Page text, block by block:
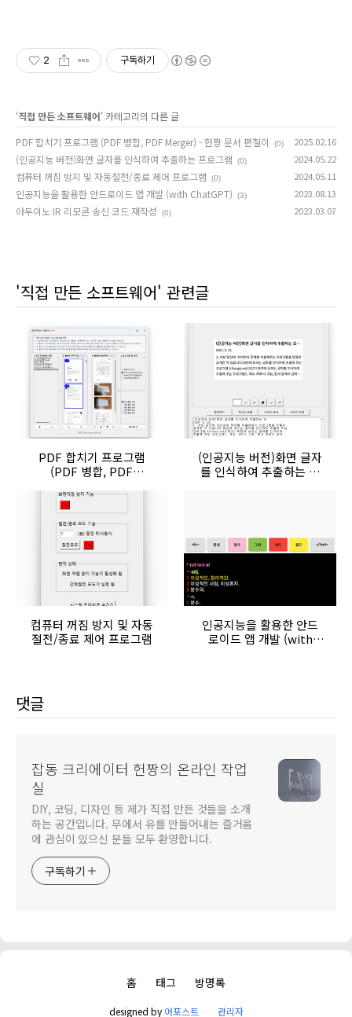
2 구독하기
'직접 만든 소프트웨어' 카테고리의 다른 글
PDF 합치기 프로그램 (PDF 병합, PDF Merger) - 헌짱 문서 편철이
(0) 2025.02.16
(인공지능 버전)화면 글자를 인식하여 추출하는 프로그램 (0) 2024.05.22
컴퓨터 꺼짐 방지 및 자동절전/종료 제어 프로그램 (0) 2024.05.11
인공지능을 활용한 안드로이드 앱 개발 (with ChatGPT) (3) 2023.08.13
아두이노 IR 리모콘 송신 코드 재작성 (0) 2023.03.07
'직접 만든 소프트웨어' 관련글
PDF 합치기 프로그램
(PDF 병합, PDF
철이
(인공지능 버전)화면 글자
를 인식하여 추출하는 프
컴퓨터 꺼짐 방지 및 자동
절전/종료 제어 프로그램
인공지능을 활용한 안드
로이드 앱 개발 (with
댓글
잡동 크리에이터 헌짱의 온라인 작업
실
DIY, 코딩, 디자인 등 제가 직접 만든 것들을 소개
하는 공간입니다. 무에서 유를 만들어내는 즐거움
에 관심이 있으신 분들 모두 환영합니다.
구독하기
홈 태그 방명록
designed by 어포스트 관리자